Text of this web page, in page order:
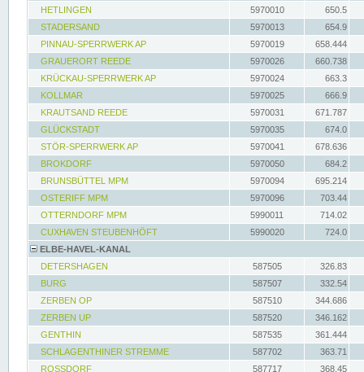
HETLINGEN
5970010
650.5
STADERSAND
5970013
654.9
PINNAU-SPERRWERK AP
5970019
658.444
GRAUERORT REEDE
5970026
660.738
KRÜCKAU-SPERRWERK AP
5970024
663.3
KOLLMAR
5970025
666.9
KRAUTSAND REEDE
5970031
671.787
GLÜCKSTADT
5970035
674.0
STÖR-SPERRWERK AP
5970041
678.636
BROKDORF
5970050
684.2
BRUNSBÜTTEL MPM
5970094
695.214
OSTERIFF MPM
5970096
703.44
OTTERNDORF MPM
5990011
714.02
CUXHAVEN STEUBENHÖFT
5990020
724.0
ELBE-HAVEL-KANAL
DETERSHAGEN
587505
326.83
BURG
587507
332.54
ZERBEN OP
587510
344.686
ZERBEN UP
587520
346.162
GENTHIN
587535
361.444
SCHLAGENTHINER STREMME
587702
363.71
ROSSDORF
587717 368.45